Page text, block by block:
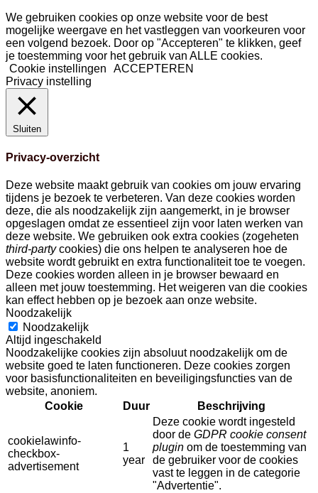
We gebruiken cookies op onze website voor de best
mogelijke weergave en het vastleggen van voorkeuren voor
een volgend bezoek. Door op "Accepteren" te klikken, geef
je toestemming voor het gebruik van ALLE cookies.
Cookie instellingen
ACCEPTEREN
Privacy instelling
Sluiten
Privacy-overzicht
Deze website maakt gebruik van cookies om jouw ervaring
tijdens je bezoek te verbeteren. Van deze cookies worden
deze, die als noodzakelijk zijn aangemerkt, in je browser
opgeslagen omdat ze essentieel zijn voor laten werken van
deze website. We gebruiken ook extra cookies (zogeheten
third-partycookies) die ons helpen te analyseren hoe de
website wordt gebruikt en extra functionaliteit toe te voegen.
Deze cookies worden alleen in je browser bewaard en
alleen met jouw toestemming. Het weigeren van die cookies
kan effect hebben op je bezoek aan onze website.
Noodzakelijk
Noodzakelijk
Altijd ingeschakeld
Noodzakelijke cookies zijn absoluut noodzakelijk om de
website goed te laten functioneren. Deze cookies zorgen
voor basisfunctionaliteiten en beveiligingsfuncties van de
website, anoniem.
Cookie
Duur Beschrijving
cookielawinfo-
checkbox-
advertisement
1
year
Deze cookie wordt ingesteld
door de GDPR cookie consent
plugin om de toestemming van
de gebruiker voor de cookies
vast te leggen in de categorie
"Advertentie".